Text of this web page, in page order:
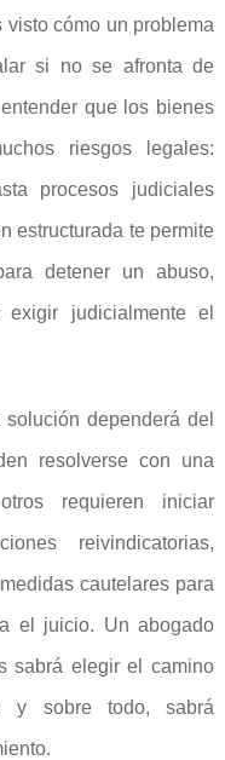
visto cómo un problema
si no se afronta de
que los bienes
riesgos legales:
procesos judiciales
estructurada te permite
detener un abuso,
judicialmente el
dependerá del
resolverse con una
requieren iniciar
reivindicatorias,
cautelares para
el juicio. Un abogado
sabrá elegir el camino
y sobre todo, sabrá